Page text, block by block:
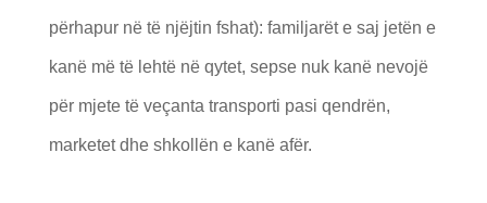
përhapur në të njëjtin fshat): familjarët e saj jetën e
kanë më të lehtë në qytet, sepse nuk kanë nevojë
për mjete të veçanta transporti pasi qendrën,
marketet dhe shkollën e kanë afër.